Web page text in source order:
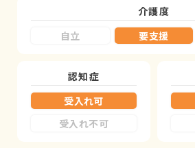
介護度
自立
要支援
認知症
受入れ可
受入れ不可